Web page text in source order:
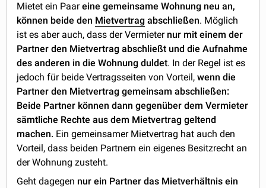
Mietet ein Paareine gemeinsame Wohnung neu an,
können beide den Mietvertrag abschließen. Möglich
ist es aber auch, dass der Vermieter nur mit einem der
Partner den Mietvertrag abschließt und die Aufnahme
des anderen in die Wohnung duldet. In der Regel ist es
jedoch für beide Vertragsseiten von Vorteil,wenn die
Partner den Mietvertrag gemeinsam abschließen:
Beide Partner können dann gegenüber dem Vermieter
sämtliche Rechte aus dem Mietvertrag geltend
machen. Ein gemeinsamer Mietvertrag hat auch den
Vorteil, dass beiden Partnern ein eigenes Besitzrecht an
der Wohnung zusteht.
Geht dagegen nur ein Partner das Mietverhältnis ein